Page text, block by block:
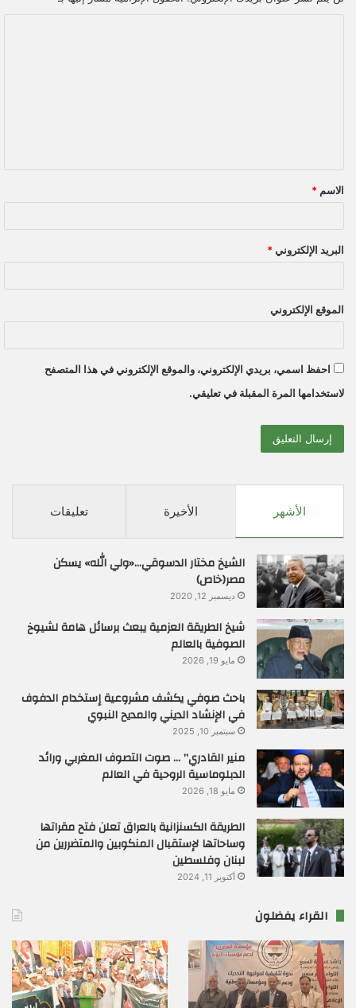
ق
*
الاسم *
البريد الإلكتروني *
الموقع الإلكتروني
احفظ اسمي، بريدي الإلكتروني، والموقع الإلكتروني في هذا المتصفح
لاستخدامها المرة المقبلة في تعليقي.
الأشهر الأخيرة تعليقات
الشيخ مختار الدسوقي…«ولي الله» يسكن
مصر(خاص)
ديسمبر 12, 2020
شيخ الطريقة العزمية يبعث برسائل هامة لشيوخ
الصوفية بالعالم
مايو 19, 2026
باحث صوفي يكشف مشروعية إستخدام الدفوف
في الإنشاد الديني والمديح النبوي
سبتمبر 10, 2025
منير القادري” … صوت التصوف المغربي ورائد
الدبلوماسية الروحية في العالم
مايو 18, 2026
الطريقة الكسنزانية بالعراق تعلن فتح مقراتها
وساحاتها لإستقبال المنكوبين والمتضررين من
لبنان وفلسطين
أكتوبر 11, 2024
القراء يفضلون